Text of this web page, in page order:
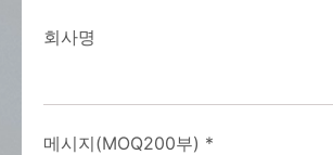
회사명
메시지(MOQ200부) *